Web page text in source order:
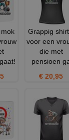
Grappig
voor een
die met
pensioen
€ 20,95